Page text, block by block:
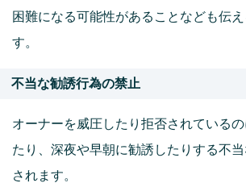
困難になる可能性があることなども伝
す。
不当な勧誘行為の禁止
オーナーを威圧したり拒否されている
たり、深夜や早朝に勧誘したりする不
されます。